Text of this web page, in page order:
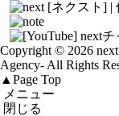
Copyright © 2026 next
Agency- All Rights
▲ Page Top
メニュー
閉じる